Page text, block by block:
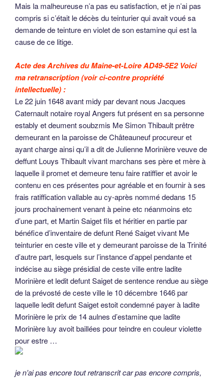
Mais la malheureuse n’a pas eu satisfaction, et je n’ai pas
compris si c’était le décès du teinturier qui avait voué sa
demande de teinture en violet de son estamine qui est la
cause de ce litige.
Acte des Archives du Maine-et-Loire AD49-5E2 Voici
ma retranscription (voir ci-contre propriété
intellectuelle) :
Le 22 juin 1648 avant midy par devant nous Jacques
Caternault notaire royal Angers fut présent en sa personne
estably et deument soubzmis Me Simon Thibault prêtre
demeurant en la paroisse de Châteauneuf procureur et
ayant charge ainsi qu’il a dit de Julienne Morinière veuve de
deffunt Louys Thibault vivant marchans ses père et mère à
laquelle il promet et demeure tenu faire ratiffier et avoir le
contenu en ces présentes pour agréable et en fournir à ses
frais ratiffication vallable au cy-après nommé dedans 15
jours prochainement venant à peine etc néanmoins etc
d’une part, et Martin Saiget fils et héritier en partie par
bénéfice d’inventaire de defunt René Saiget vivant Me
teinturier en ceste ville et y demeurant paroisse de la Trinité
d’autre part, lesquels sur l’instance d’appel pendante et
indécise au siège présidial de ceste ville entre ladite
Morinière et ledit defunt Saiget de sentence rendue au siège
de la prévosté de ceste ville le 10 décembre 1646 par
laquelle ledit defunt Saiget estoit condemné payer à ladite
Morinière le prix de 14 aulnes d’estamine que ladite
Morinière luy avoit baillées pour teindre en couleur violette
pour estre …
je n’ai pas encore tout retranscrit car pas encore compris,